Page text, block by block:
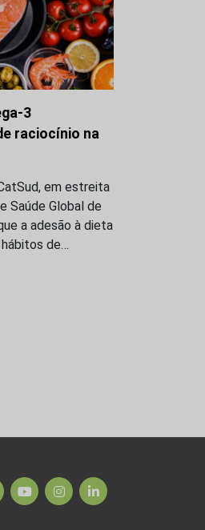
3
raciocínio na
em estreita
Saúde Global de
a adesão à dieta
de…